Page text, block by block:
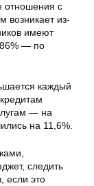
отношения с
возникает из-
имеют
86% — по
каждый
— на
на 11,6%.
следить
если это